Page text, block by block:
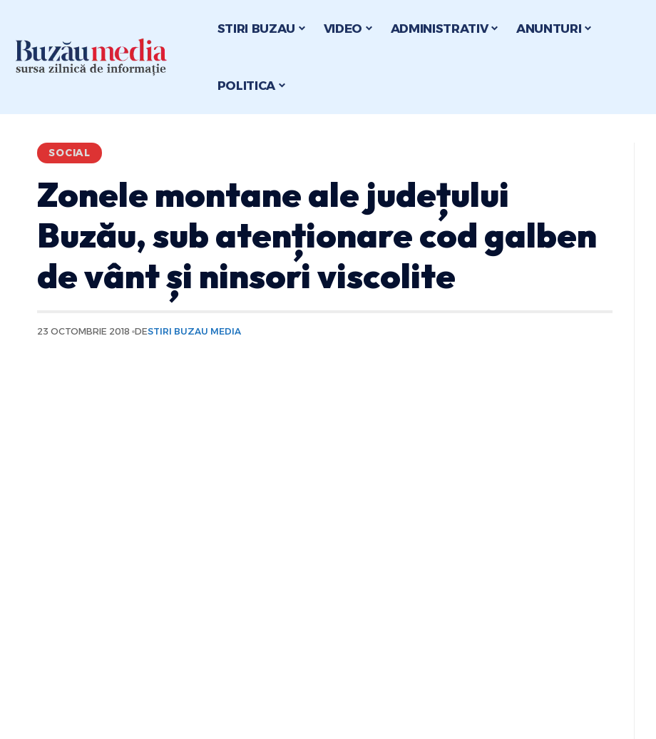
STIRI BUZAU VIDEO ADMINISTRATIV ANUNTURI
POLITICA
SOCIAL
Zonele montane ale județului
Buzău, sub atenționare cod galben
de vânt și ninsori viscolite
23 OCTOMBRIE 2018 DESTIRI BUZAU MEDIA